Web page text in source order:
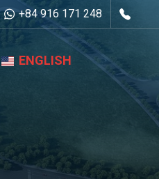
+84 916 171 248
ENGLISH